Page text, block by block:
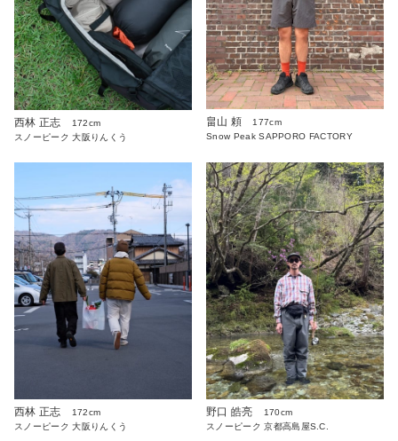
西林 正志
172cm
スノーピーク 大阪りんくう
畠山 頼
177cm
Snow Peak SAPPORO FACTORY
西林 正志
172cm
スノーピーク 大阪りんくう
野口 皓亮
170cm
スノーピーク 京都高島屋S.C.